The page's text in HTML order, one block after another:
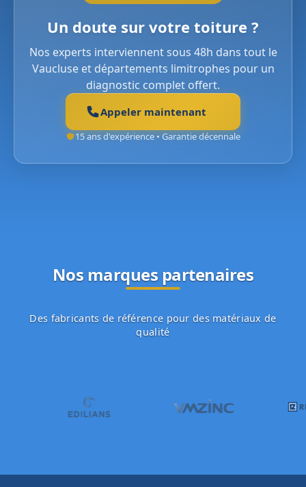
Un doute sur votre toiture ?
Nos experts interviennent sous 48h dans tout le
Vaucluse et départements limitrophes pour un
diagnostic complet offert.
Appeler maintenant
15 ans d'expérience • Garantie décennale
Nos marques partenaires
Des fabricants de référence pour des matériaux de
qualité